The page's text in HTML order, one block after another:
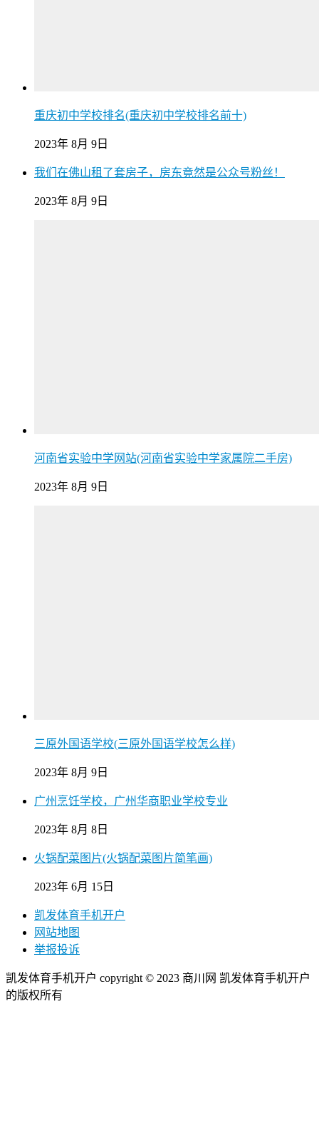
重庆初中学校排名(重庆初中学校排名前十)
2023年 8月 9日
我们在佛山租了套房子，房东竟然是公众号粉丝！
2023年 8月 9日
河南省实验中学网站(河南省实验中学家属院二手房)
2023年 8月 9日
三原外国语学校(三原外国语学校怎么样)
2023年 8月 9日
广州烹饪学校，广州华商职业学校专业
2023年 8月 8日
火锅配菜图片(火锅配菜图片简笔画)
2023年 6月 15日
凯发体育手机开户
网站地图
举报投诉
凯发体育手机开户 copyright © 2023 商川网 凯发体育手机开户
的版权所有